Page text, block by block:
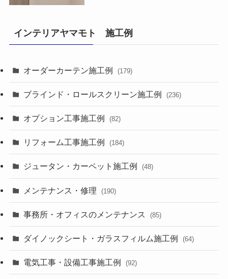
インテリアヤマモト 施工例
オーダーカーテン施工例 (179)
ブラインド・ロールスクリーン施工例 (236)
オプション工事施工例 (82)
リフォーム工事施工例 (184)
ジュータン・カーペット施工例 (48)
メンテナンス・修理 (190)
事務所・オフィスのメンテナンス (85)
ダイノックシート・ガラスフィルム施工例 (64)
電気工事・設備工事施工例 (92)